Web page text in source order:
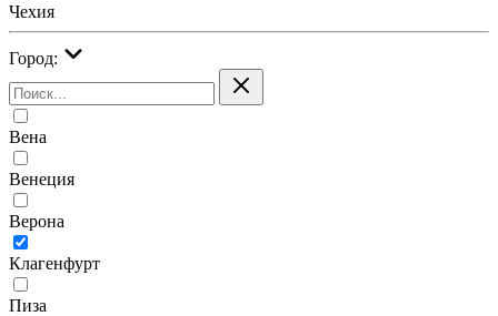
Чехия
Город:
Вена
Венеция
Верона
Клагенфурт
Пиза